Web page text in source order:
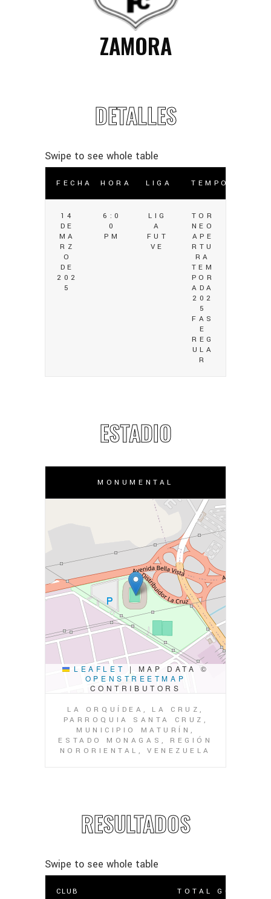
ZAMORA
DETALLES
FECHA HORA LIGA TEMPORADA
14
DE
MA
RZ
O
DE
202
5
6:0
0
PM
LIG
A
FUT
VE
TOR
NEO
APE
RTU
RA
TEM
POR
ADA
202
5
FAS
E
REG
ULA
R
ESTADIO
MONUMENTAL
LEAFLET |
MAP DATA ©
OPENSTREETMAP
CONTRIBUTORS
LA ORQUÍDEA, LA CRUZ,
PARROQUIA SANTA CRUZ,
MUNICIPIO MATURÍN,
ESTADO MONAGAS, REGIÓN
NORORIENTAL, VENEZUELA
RESULTADOS
CLUB TOTAL GOLES